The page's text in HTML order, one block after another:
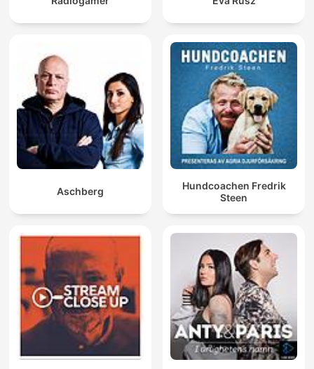
Aschberg
Hundcoachen Fredrik
Steen